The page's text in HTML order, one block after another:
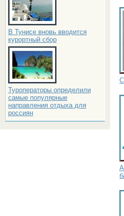
В Тунисе вновь вводится
курортный сбор
Туроператоры определили
самые популярные
направления отдыха для
россиян